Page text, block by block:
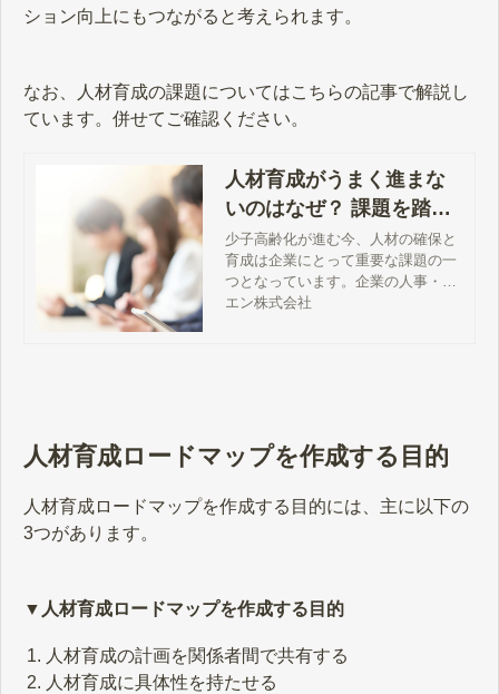
ション向上にもつながると考えられます。
なお、人材育成の課題についてはこちらの記事で解説し
ています。併せてご確認ください。
人材育成がうまく進まな
いのはなぜ？ 課題を踏ま
えた解決策とは
少子高齢化が進む今、人材の確保と
育成は企業にとって重要な課題の一
つとなっています。企業の人事・採
用担当者のなかには、人材育成に関
エン株式会社
人材育成ロードマップを作成する目的
人材育成ロードマップを作成する目的には、主に以下の
3つがあります。
▼人材育成ロードマップを作成する目的
人材育成の計画を関係者間で共有する
人材育成に具体性を持たせる